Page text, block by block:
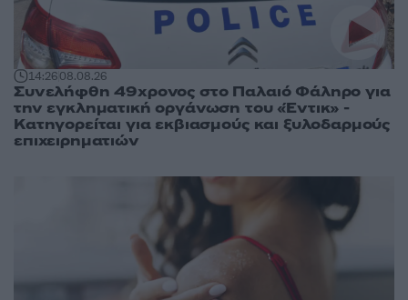
14:2608.08.26
Συνελήφθη 49χρονος στο Παλαιό Φάληρο για
την εγκληματική οργάνωση του «Έντικ» -
Κατηγορείται για εκβιασμούς και ξυλοδαρμούς
επιχειρηματιών